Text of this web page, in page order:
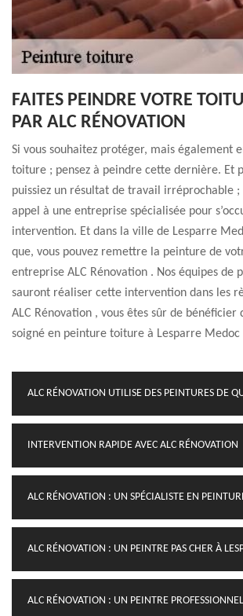
FAITES PEINDRE VOTRE
PAR ALC RÉNOVATION
Si vous souhaitez protéger, mais également
toiture ; pensez à peindre cette dernière. Et
puissiez un résultat de travail irréprochable ;
appel à une entreprise spécialisée pour
intervention. Et dans la ville de Lesparre
que, vous pouvez remettre la peinture de
entreprise ALC Rénovation . Nos équipes de
sauront réaliser cette intervention dans les
ALC Rénovation , vous êtes sûr de bénéficier
soigné en peinture toiture à Lesparre Medoc
ALC RÉNOVATION UTILISE DES PEINTURES DE
INTERVENTION RAPIDE AVEC ALC RÉNOVATION
ALC RÉNOVATION : UN SPÉCIALISTE EN
ALC RÉNOVATION : UN PEINTRE PAS CHER À
ALC RÉNOVATION : UN PEINTRE PROFESSIONNEL